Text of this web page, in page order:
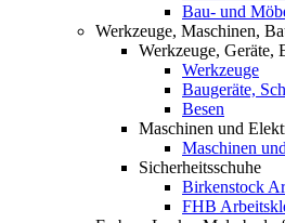
Bau- und
Werkzeuge, Maschinen,
Werkzeuge, Geräte,
Werkzeuge
Baugeräte,
Besen
Maschinen und
Maschinen
Sicherheitsschuhe
Birkenstock
FHB